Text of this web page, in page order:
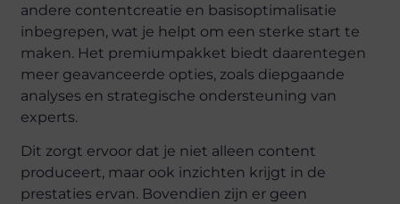
andere contentcreatie en basisoptimalisatie
inbegrepen, wat je helpt om een sterke start te
maken. Het premiumpakket biedt daarentegen
meer geavanceerde opties, zoals diepgaande
analyses en strategische ondersteuning van
experts.
Dit zorgt ervoor dat je niet alleen content
produceert, maar ook inzichten krijgt in de
prestaties ervan. Bovendien zijn er geen